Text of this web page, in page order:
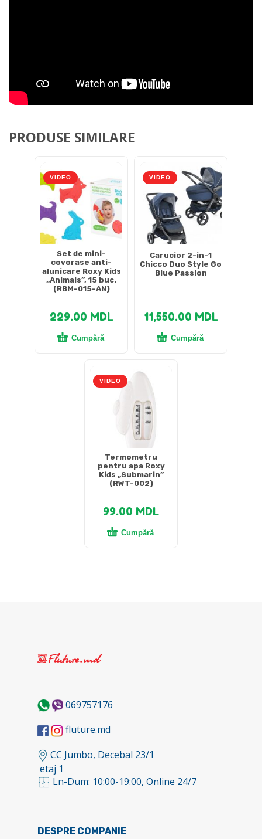
PRODUSE SIMILARE
VIDEO
Set de mini-
covorase anti-
alunicare Roxy Kids
„Animals”, 15 buc.
(RBM-015-AN)
229.00 MDL
Cumpără
VIDEO
Carucior 2-in-1
Chicco Duo Style Go
Blue Passion
11,550.00 MDL
Cumpără
VIDEO
Termometru
pentru apa Roxy
Kids „Submarin”
(RWT-002)
99.00 MDL
Cumpără
069757176
fluture.md
CC Jumbo, Decebal 23/1
etaj 1
Ln-Dum: 10:00-19:00, Online 24/7
DESPRE COMPANIE